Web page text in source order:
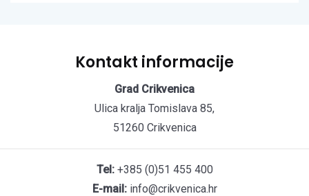
Kontakt informacije
Grad Crikvenica
Ulica kralja Tomislava 85,
51260 Crikvenica
Tel:+385 (0)51 455 400
E-mail:info@crikvenica.hr